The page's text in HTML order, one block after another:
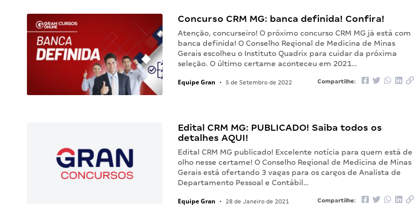
Concurso CRM MG: banca definida! Confira!
Atenção, concurseiro! O próximo concurso CRM MG já está com
banca definida! O Conselho Regional de Medicina de Minas
Gerais escolheu o Instituto Quadrix para cuidar da próxima
seleção. O último certame aconteceu em 2021…
Equipe Gran • 5 de Setembro de 2022 Compartilhe:
Edital CRM MG: PUBLICADO! Saiba todos os
detalhes AQUI!
Edital CRM MG publicado! Excelente notícia para quem está de
olho nesse certame! O Conselho Regional de Medicina de Minas
Gerais está ofertando 3 vagas para os cargos de Analista de
Departamento Pessoal e Contábil…
Equipe Gran • 28 de Janeiro de 2021 Compartilhe: